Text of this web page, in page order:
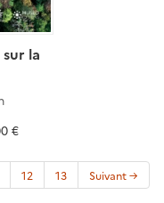
la
€
12 13 Suivant →